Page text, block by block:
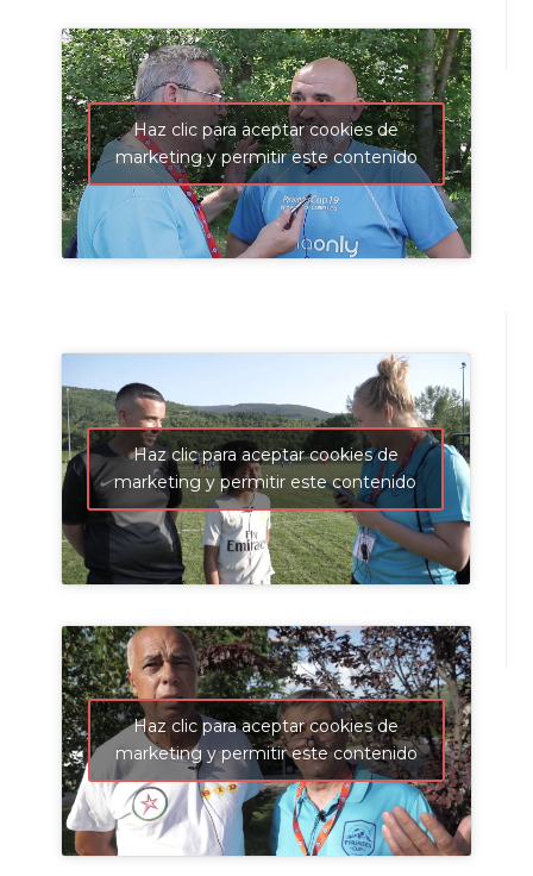
Haz clic para aceptar cookies de
marketing y permitir este contenido
Haz clic para aceptar cookies de
marketing y permitir este contenido
Haz clic para aceptar cookies de
marketing y permitir este contenido